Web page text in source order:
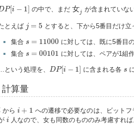
P[i − 1
P[i− の中で、まだ女j
女
が含まれていな
とえば j = 5
= とすると、下から5番目だけ
集合 s = 11000
11000 に対しては、既に5番目
集合 s = 00101
00101 に対しては、ペアが1組
という処理を、 DP[i − 1]
DP[i− に含まれる各s
s
計算量
から i + 1
+ 1 への遷移で必要なのは、ビット
i人なので、女も同数のもののみ考慮すれば